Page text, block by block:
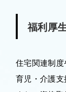
福利厚
住宅関連制度
育児・介護支